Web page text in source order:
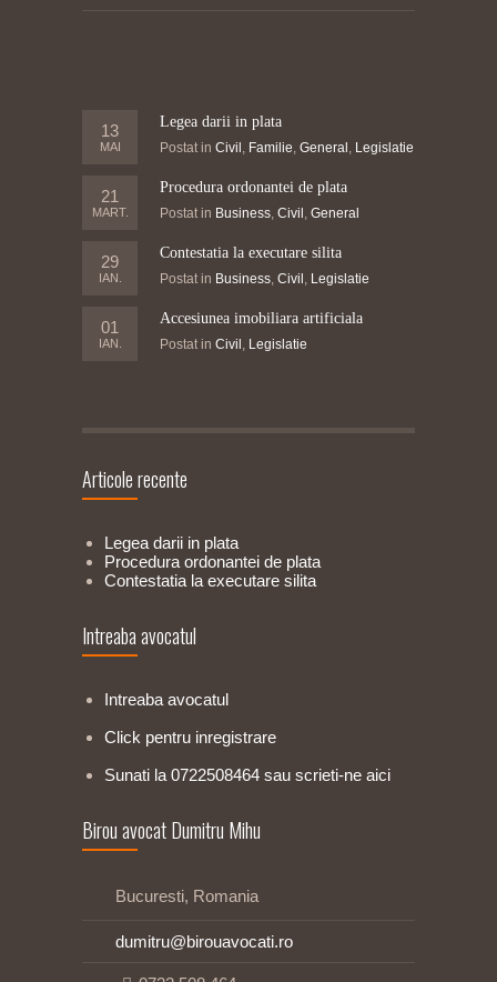
13
MAI
Legea darii in plata
Postat in Civil , Familie, General , Legislatie
21
MART.
Procedura ordonantei de plata
Postat in Business, Civil , General
29
IAN.
Contestatia la executare silita
Postat in Business, Civil , Legislatie
01
IAN.
Accesiunea imobiliara artificiala
Postat in Civil , Legislatie
Articole recente
Legea darii in plata
Procedura ordonantei de plata
Contestatia la executare silita
Intreaba avocatul
Intreaba avocatul
Click pentru inregistrare
Sunati la 0722508464 sau scrieti-ne aici
Birou avocat Dumitru Mihu
Bucuresti, Romania
dumitru@birouavocati.ro